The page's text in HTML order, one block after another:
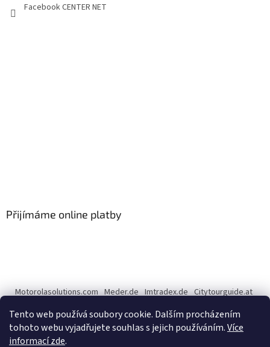
Tento web používá soubory cookie. Dalším procházením
tohoto webu vyjadřujete souhlas s jejich používáním.Více
informací zde.
Facebook CENTER NET
Přijímáme online platby
Motorolasolutions.com Meder.de Imtradex.de Citytourguide.at